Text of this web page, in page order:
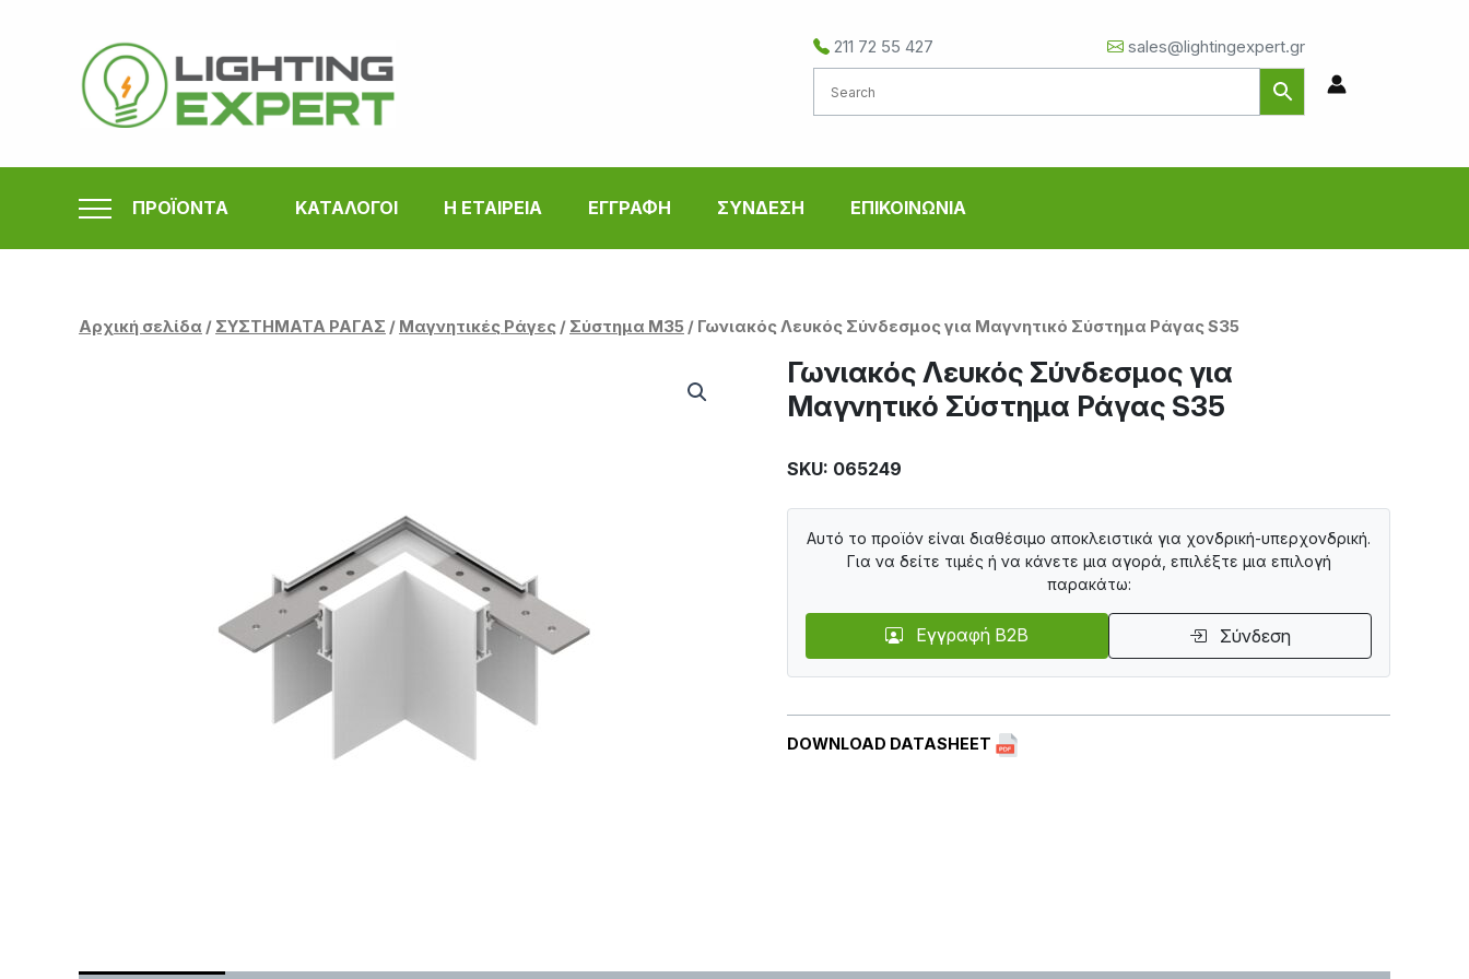
περιεχόμενο
211 72 55 427 sales@lightingexpert.gr
ΠΡΟΪΟΝΤΑ ΚΑΤΑΛΟΓΟΙ Η ΕΤΑΙΡΕΙΑ ΕΓΓΡΑΦΗ ΣΥΝΔΕΣΗ ΕΠΙΚΟΙΝΩΝΙΑ
Αρχική σελίδα / ΣΥΣΤΗΜΑΤΑ ΡΑΓΑΣ / Μαγνητικές Ράγες / Σύστημα M35 / Γωνιακός Λευκός Σύνδεσμος για Μαγνητικό Σύστημα Ράγας S35
Γωνιακός Λευκός Σύνδεσμος για
Μαγνητικό Σύστημα Ράγας S35
SKU: 065249
DOWNLOAD DATASHEET
Αυτό το προϊόν είναι διαθέσιμο αποκλειστικά για χονδρική-υπερχονδρική.
Για να δείτε τιμές ή να κάνετε μια αγορά, επιλέξτε μια επιλογή
παρακάτω:
Εγγραφή B2B Σύνδεση